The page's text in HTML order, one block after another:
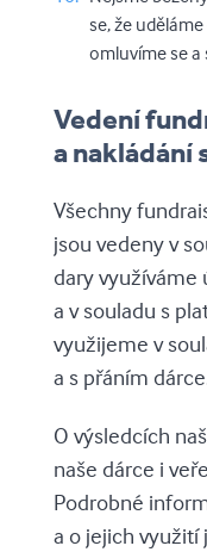
se, že
omluvíme se
Vedení
a nakládání
Všechny
jsou vedeny v
dary využíváme
a v souladu s
využijeme v
a s přáním
O výsledcích
naše dárce i
Podrobné
a o jejich využití